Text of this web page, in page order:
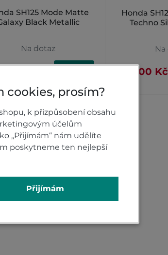
SH125 Mode Matte
Black Metallic
Na dotaz
Honda
Techno
64 900 Kč
cookies, prosím?
k přizpůsobení obsahu
účelům
„Přijímám“ nám udělíte
poskytneme ten nejlepší
Přijímám